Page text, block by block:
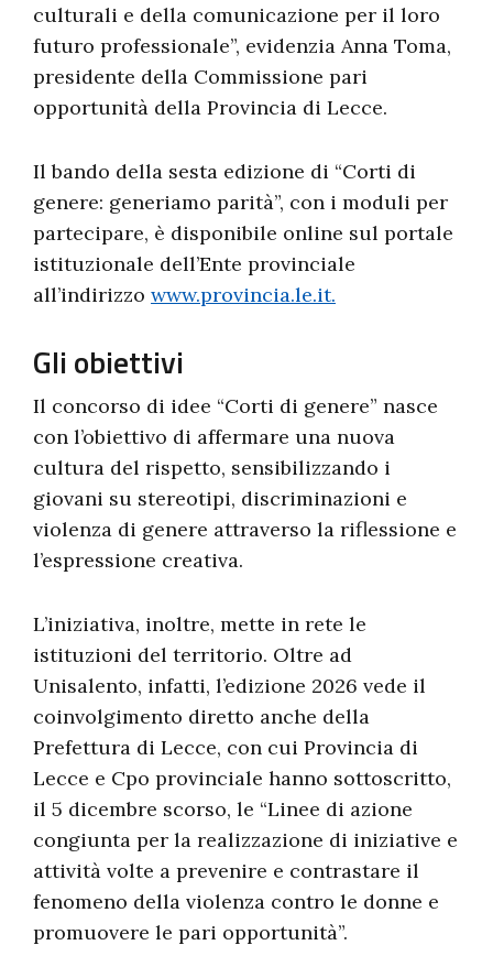
culturali e della comunicazione per il loro
futuro professionale”, evidenzia Anna Toma,
presidente della Commissione pari
opportunità della Provincia di Lecce.
Il bando della sesta edizione di “Corti di
genere: generiamo parità”, con i moduli per
partecipare, è disponibile online sul portale
istituzionale dell’Ente provinciale
all’indirizzo www.provincia.le.it.
Gli obiettivi
Il concorso di idee “Corti di genere” nasce
con l’obiettivo di affermare una nuova
cultura del rispetto, sensibilizzando i
giovani su stereotipi, discriminazioni e
violenza di genere attraverso la riflessione e
l’espressione creativa.
L’iniziativa, inoltre, mette in rete le
istituzioni del territorio. Oltre ad
Unisalento, infatti, l’edizione 2026 vede il
coinvolgimento diretto anche della
Prefettura di Lecce, con cui Provincia di
Lecce e Cpo provinciale hanno sottoscritto,
il 5 dicembre scorso, le “Linee di azione
congiunta per la realizzazione di iniziative e
attività volte a prevenire e contrastare il
fenomeno della violenza contro le donne e
promuovere le pari opportunità”.